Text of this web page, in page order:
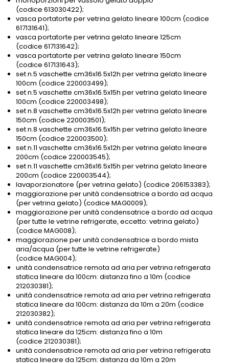
(codice 613030422);
vasca portatorte per vetrina gelato lineare 100cm (codice
617131641);
vasca portatorte per vetrina gelato lineare 125cm
(codice 617131642);
vasca portatorte per vetrina gelato lineare 150cm
(codice 617131643);
set n.5 vaschette cm36x16.5x12h per vetrina gelato lineare
100cm (codice 220003499);
set n.5 vaschette cm36x16.5x15h per vetrina gelato lineare
100cm (codice 220003498);
set n.8 vaschette cm36x16.5x12h per vetrina gelato lineare
150cm (codice 220003501);
set n.8 vaschette cm36x16.5x15h per vetrina gelato lineare
150cm (codice 220003500);
set n.11 vaschette cm36x16.5x12h per vetrina gelato lineare
200cm (codice 220003545);
set n.11 vaschette cm36x16.5x15h per vetrina gelato lineare
200cm (codice 220003544);
lavaporzionatore (per vetrina gelato) (codice 206153383);
maggiorazione per unità condensatrice a bordo ad acqua
(per vetrina gelato) (codice MAG0009);
maggiorazione per unità condensatrice a bordo ad acqua
(per tutte le vetrine refrigerate, eccetto: vetrina gelato)
(codice MAG008);
maggiorazione per unità condensatrice a bordo mista
aria/acqua (per tutte le vetrine refrigerate)
(codice MAG004);
unità condensatrice remota ad aria per vetrina refrigerata
statica lineare da 100cm: distanza fino a 10m (codice
212030381);
unità condensatrice remota ad aria per vetrina refrigerata
statica lineare da 100cm: distanza da 10m a 20m (codice
212030382);
unità condensatrice remota ad aria per vetrina refrigerata
statica lineare da 125cm: distanza fino a 10m
(codice 212030381);
unità condensatrice remota ad aria per vetrina refrigerata
statica lineare da 125cm: distanza da 10m a 20m